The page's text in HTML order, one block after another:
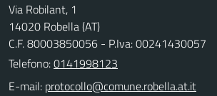
Via Robilant, 1
14020 Robella (AT)
C.F. 80003850056 - P.Iva: 00241430057
Telefono:0141998123
E-mail: